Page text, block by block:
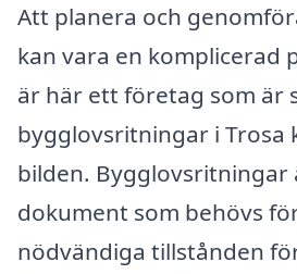
Att planera och
kan vara en komplicerad
är här ett företag som är
bygglovsritningar i Trosa
bilden. Bygglovsritningar
dokument som behövs
nödvändiga tillstånden